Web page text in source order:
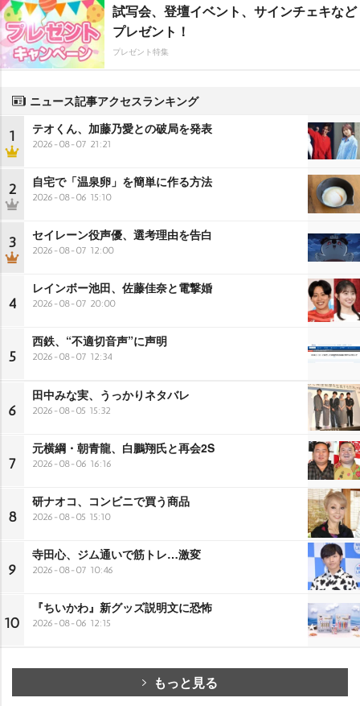
試写会、登壇イベント、サインチェキなど
プレゼント！
プレゼント特集
ニュース記事アクセスランキング
1 テオくん、加藤乃愛との破局を発表
2026-08-07 21:21
2 自宅で「温泉卵」を簡単に作る方法
2026-08-06 15:10
3 セイレーン役声優、選考理由を告白
2026-08-07 12:00
4
レインボー池田、佐藤佳奈と電撃婚
2026-08-07 20:00
5
西鉄、“不適切音声”に声明
2026-08-07 12:34
6
田中みな実、うっかりネタバレ
2026-08-05 15:32
7
元横綱・朝青龍、白鵬翔氏と再会2S
2026-08-06 16:16
8
研ナオコ、コンビニで買う商品
2026-08-05 15:10
9
寺田心、ジム通いで筋トレ…激変
2026-08-07 10:46
10
『ちいかわ』新グッズ説明文に恐怖
2026-08-06 12:15
もっと見る